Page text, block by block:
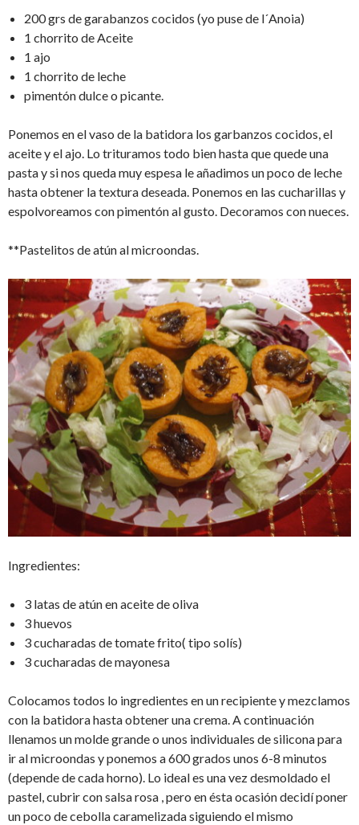
200 grs de garabanzos cocidos (yo puse de l´Anoia)
1 chorrito de Aceite
1 ajo
1 chorrito de leche
pimentón dulce o picante.
Ponemos en el vaso de la batidora los garbanzos cocidos, el
aceite y el ajo. Lo trituramos todo bien hasta que quede una
pasta y si nos queda muy espesa le añadimos un poco de leche
hasta obtener la textura deseada. Ponemos en las cucharillas y
espolvoreamos con pimentón al gusto. Decoramos con nueces.
**Pastelitos de atún al microondas.
Ingredientes:
3 latas de atún en aceite de oliva
3 huevos
3 cucharadas de tomate frito( tipo solís)
3 cucharadas de mayonesa
Colocamos todos lo ingredientes en un recipiente y mezclamos
con la batidora hasta obtener una crema. A continuación
llenamos un molde grande o unos individuales de silicona para
ir al microondas y ponemos a 600 grados unos 6-8 minutos
(depende de cada horno). Lo ideal es una vez desmoldado el
pastel, cubrir con salsa rosa , pero en ésta ocasión decidí poner
un poco de cebolla caramelizada siguiendo el mismo